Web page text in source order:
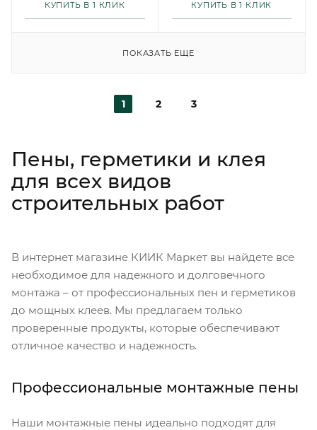
КУПИТЬ В 1 КЛИК КУПИТЬ В 1 КЛИК
ПОКАЗАТЬ ЕЩЕ
1 2 3
Пены, герметики и клея
для всех видов
строительных работ
В интернет магазине КИИК Маркет вы найдете все
необходимое для надежного и долговечного
монтажа – от профессиональных пен и герметиков
до мощных клеев. Мы предлагаем только
проверенные продукты, которые обеспечивают
отличное качество и надежность.
Профессиональные монтажные пены
Наши монтажные пены идеально подходят для